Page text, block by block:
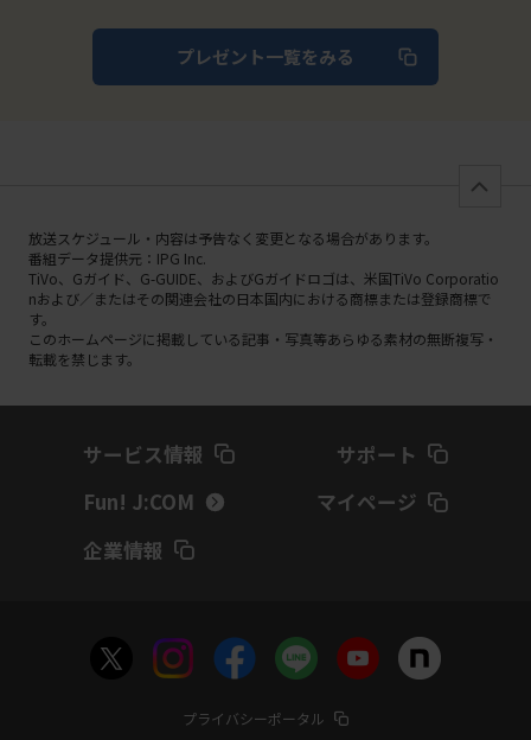
物園オリジナル】マスコッ
トキーチェーン ゾウ（5名
様）
プレゼント一覧をみる
放送スケジュール・内容は予告なく変更となる場合があります。
番組データ提供元：IPG Inc.
TiVo、Gガイド、G-GUIDE、およびGガイドロゴは、米国TiVo Corporatio
nおよび／またはその関連会社の日本国内における商標または登録商標で
す。
このホームページに掲載している記事・写真等あらゆる素材の無断複写・
転載を禁じます。
サービス情報
サポート
Fun! J:COM
マイページ
企業情報
プライバシーポータル